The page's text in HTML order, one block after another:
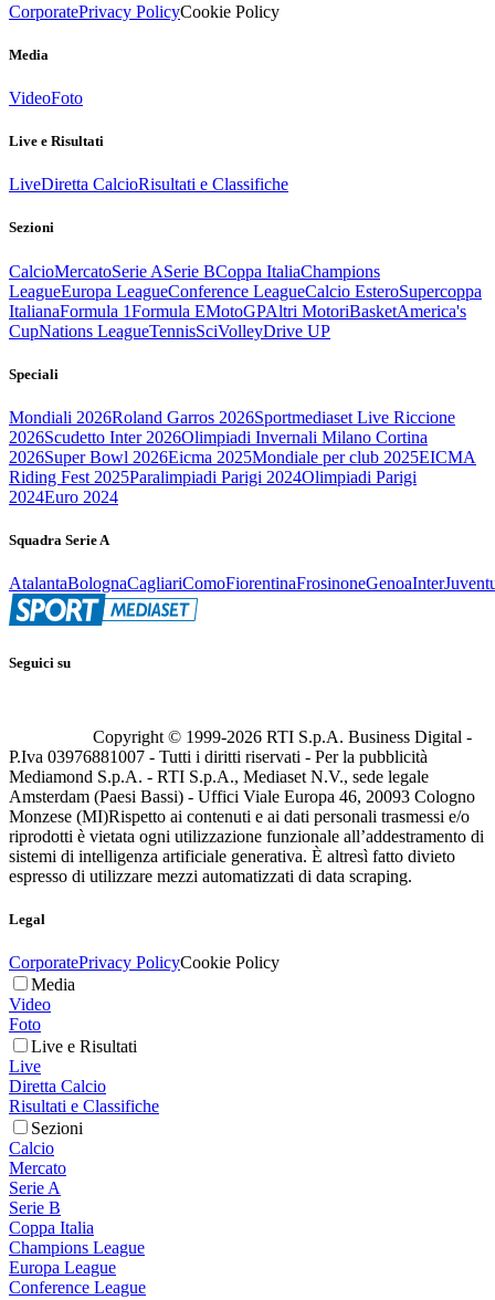
CorporatePrivacy PolicyCookie Policy
Media
VideoFoto
Live e Risultati
LiveDiretta CalcioRisultati e Classifiche
Sezioni
CalcioMercatoSerie ASerie BCoppa ItaliaChampions
LeagueEuropa LeagueConference LeagueCalcio EsteroSupercoppa
ItalianaFormula 1Formula EMotoGPAltri MotoriBasketAmerica's
CupNations LeagueTennisSciVolleyDrive UP
Speciali
Mondiali 2026Roland Garros 2026Sportmediaset Live Riccione
2026Scudetto Inter 2026Olimpiadi Invernali Milano Cortina
2026Super Bowl 2026Eicma 2025Mondiale per club 2025EICMA
Riding Fest 2025Paralimpiadi Parigi 2024Olimpiadi Parigi
2024Euro 2024
Squadra Serie A
AtalantaBolognaCagliariComoFiorentinaFrosinoneGenoaInter
Seguici su
Copyright © 1999-2026 RTI S.p.A. Business Digital -
P.Iva 03976881007 - Tutti i diritti riservati - Per la pubblicità
Mediamond S.p.A. - RTI S.p.A., Mediaset N.V., sede legale
Amsterdam (Paesi Bassi) - Uffici Viale Europa 46, 20093 Cologno
Monzese (MI)Rispetto ai contenuti e ai dati personali trasmessi e/o
riprodotti è vietata ogni utilizzazione funzionale all’addestramento di
sistemi di intelligenza artificiale generativa. È altresì fatto divieto
espresso di utilizzare mezzi automatizzati di data scraping.
Legal
CorporatePrivacy PolicyCookie Policy
Media
Video
Foto
Live e Risultati
Live
Diretta Calcio
Risultati e Classifiche
Sezioni
Calcio
Mercato
Serie A
Serie B
Coppa Italia
Champions League
Europa League
Conference League